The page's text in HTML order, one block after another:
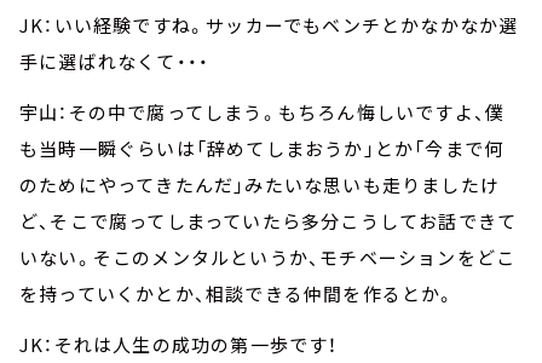
JK：いい経験ですね。サッカーでもベンチとかなかなか選
手に選ばれなくて・・・
宇山：その中で腐ってしまう。もちろん悔しいですよ、僕
も当時一瞬ぐらいは「辞めてしまおうか」とか「今まで何
のためにやってきたんだ」みたいな思いも走りましたけ
ど、そこで腐ってしまっていたら多分こうしてお話できて
いない。そこのメンタルというか、モチベーションをどこ
を持っていくかとか、相談できる仲間を作るとか。
JK：それは人生の成功の第一歩です！